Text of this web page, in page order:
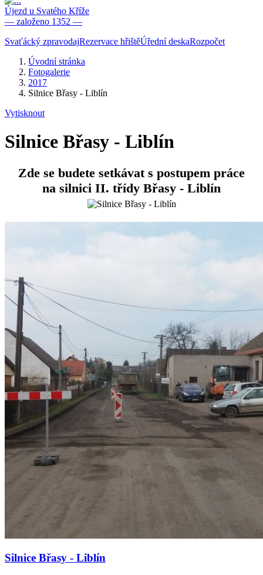
Újezd u Svatého Kříže
— založeno 1352 —
Svaťácký zpravodajRezervace hřištěÚřední deskaRozpočet
Úvodní stránka
Fotogalerie
2017
Silnice Břasy - Liblín
Vytisknout
Silnice Břasy - Liblín
Zde se budete setkávat s postupem práce
na silnici II. třídy Břasy - Liblín
Silnice Břasy - Liblín